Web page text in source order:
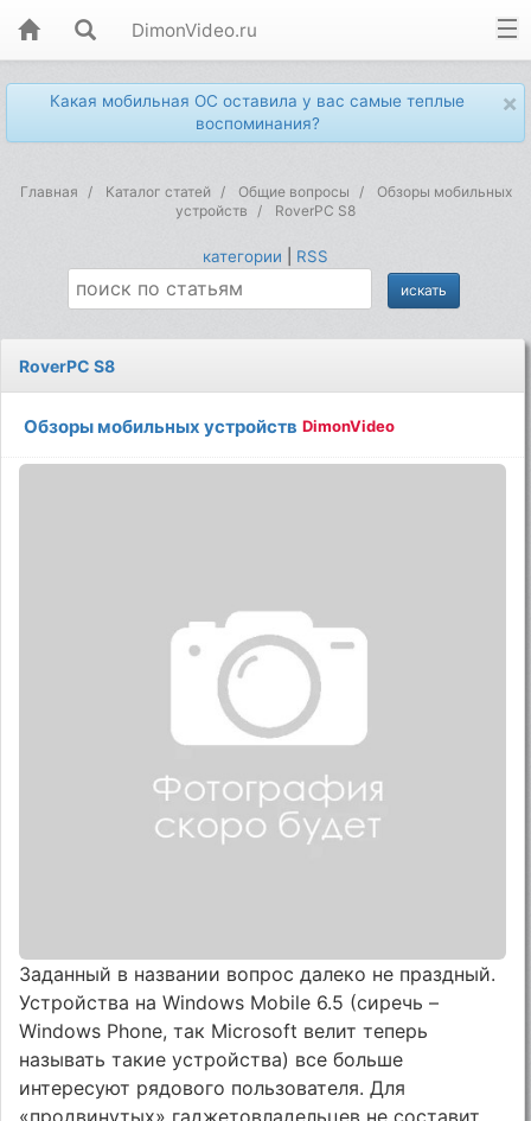
DimonVideo.ru
×
Какая мобильная ОС оставила у вас самые теплые
воспоминания?
Главная Каталог статей Общие вопросы
Обзоры мобильных
устройств
RoverPC S8
категории RSS
RoverPC S8
Обзоры мобильных устройств DimonVideo
Заданный в названии вопрос далеко не праздный.
Устройства на Windows Mobile 6.5 (сиречь –
Windows Phone, так Microsoft велит теперь
называть такие устройства) все больше
интересуют рядового пользователя. Для